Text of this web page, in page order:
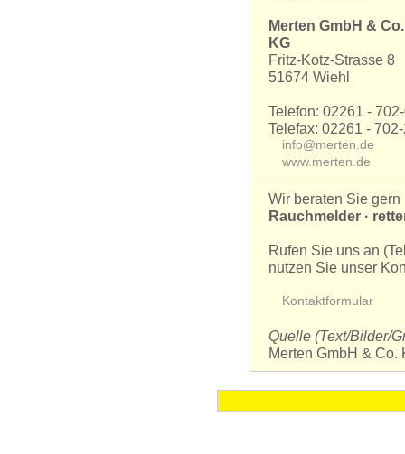
Merten GmbH & Co.
KG
Fritz-Kotz-Strasse 8
51674 Wiehl
Telefon: 02261 -
Telefax: 02261 -
info@merten.de
www.merten.de
Wir beraten Sie gern
Rauchmelder ·
Rufen Sie uns an
nutzen Sie unser
Kontaktfor­mular
Quelle (Text/Bilder/
Merten GmbH & Co.